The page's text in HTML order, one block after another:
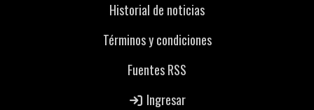
Historial de noticias
Términos y condiciones
Fuentes RSS
Ingresar